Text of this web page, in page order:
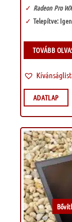
Radeon Pro
Telepítve:
TOVÁBB
ADATLAP